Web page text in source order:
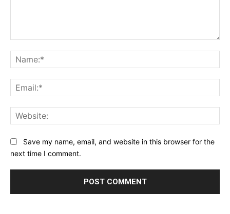
Save my name, email, and website in this browser for the
next time I comment.